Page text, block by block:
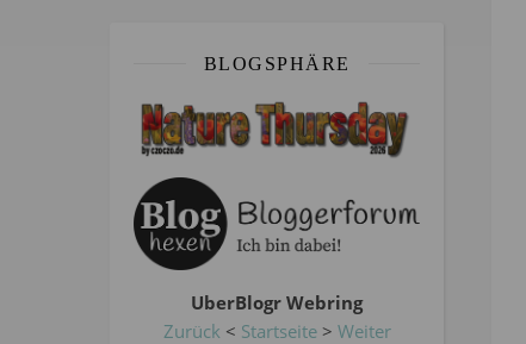
BLOGSPHÄRE
UberBlogr Webring
Zurück < Startseite> Weiter